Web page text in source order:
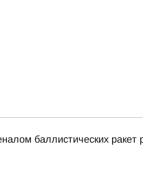
баллистических ракет